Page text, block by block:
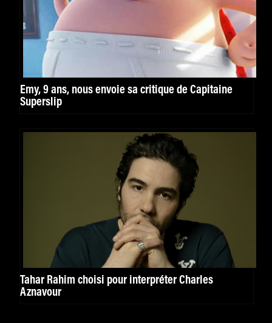
Emy, 9 ans, nous envoie sa critique de Capitaine
Superslip
Tahar Rahim choisi pour interpréter Charles
Aznavour